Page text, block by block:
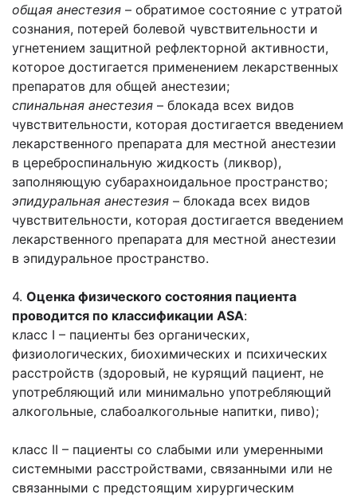
общая анестезия – обратимое состояние с утратой
сознания, потерей болевой чувствительности и
угнетением защитной рефлекторной активности,
которое достигается применением лекарственных
препаратов для общей анестезии;
спинальная анестезия – блокада всех видов
чувствительности, которая достигается введением
лекарственного препарата для местной анестезии
в цереброспинальную жидкость (ликвор),
заполняющую субарахноидальное пространство;
эпидуральная анестезия – блокада всех видов
чувствительности, которая достигается введением
лекарственного препарата для местной анестезии
в эпидуральное пространство.
4. Оценка физического состояния пациента
проводится по классификации ASA:
класс I – пациенты без органических,
физиологических, биохимических и психических
расстройств (здоровый, не курящий пациент, не
употребляющий или минимально употребляющий
алкогольные, слабоалкогольные напитки, пиво);
класс II – пациенты со слабыми или умеренными
системными расстройствами, связанными или не
связанными с предстоящим хирургическим